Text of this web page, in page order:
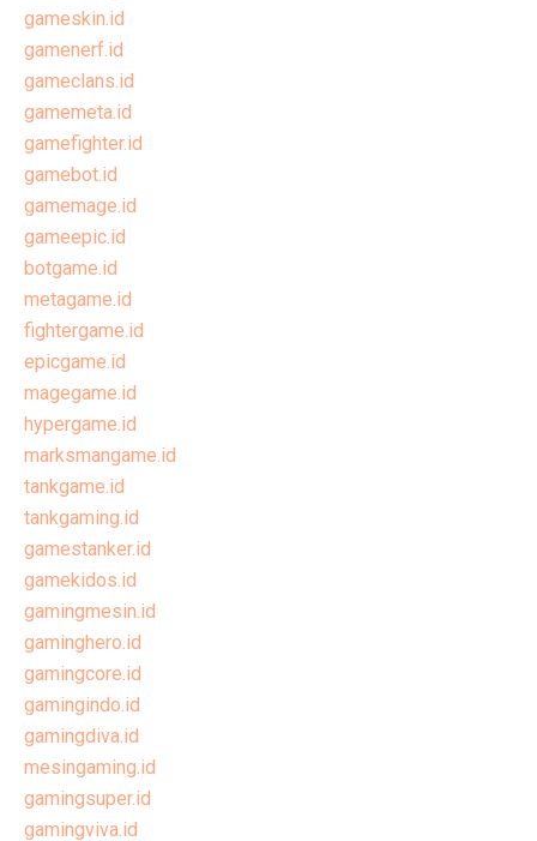
gameskin.id
gamenerf.id
gameclans.id
gamemeta.id
gamefighter.id
gamebot.id
gamemage.id
gameepic.id
botgame.id
metagame.id
fightergame.id
epicgame.id
magegame.id
hypergame.id
marksmangame.id
tankgame.id
tankgaming.id
gamestanker.id
gamekidos.id
gamingmesin.id
gaminghero.id
gamingcore.id
gamingindo.id
gamingdiva.id
mesingaming.id
gamingsuper.id
gamingviva.id